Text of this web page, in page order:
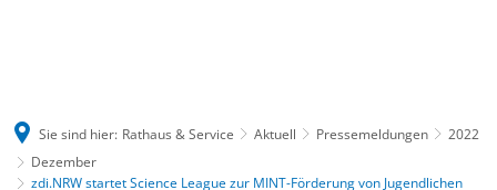
Sie sind hier: Rathaus & Service Aktuell Pressemeldungen
2022
Dezember
zdi.NRW startet Science League zur MINT-Förderung von Jugendlichen